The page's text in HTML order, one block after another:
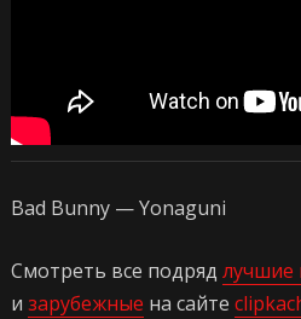
-clipkach
Bad Bunny — Yonaguni
Смотреть все подряд лучшие
и зарубежные на сайте